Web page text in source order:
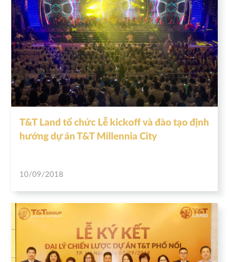
T&T Land tổ chức Lễ kickoff và đào tạo định
hướng dự án T&T Millennia City
10/09/2018